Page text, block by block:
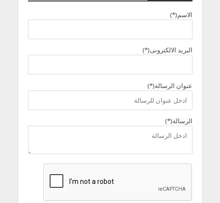
الاسم(*)
البريد الالكترونى(*)
عنوان الرسالة(*)
الرسالة(*)